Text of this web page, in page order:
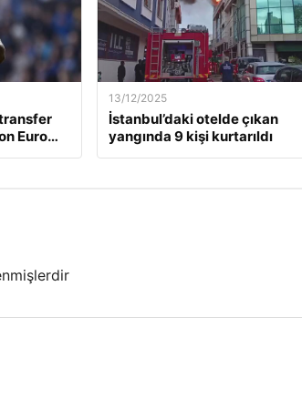
Euro…
13/12/2025
İstanbul’daki otelde çıkan
yangında 9 kişi kurtarıldı